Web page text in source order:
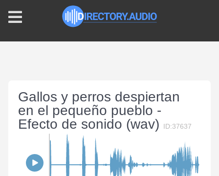
Gallos y perros despiertan
en el pequeño pueblo -
Efecto de sonido (wav)
ID:37637